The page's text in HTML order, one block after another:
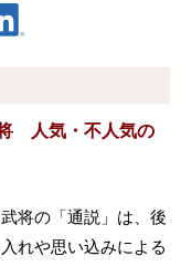
将 人気・不人気の
将の「通説」は、後
れや思い込みによる